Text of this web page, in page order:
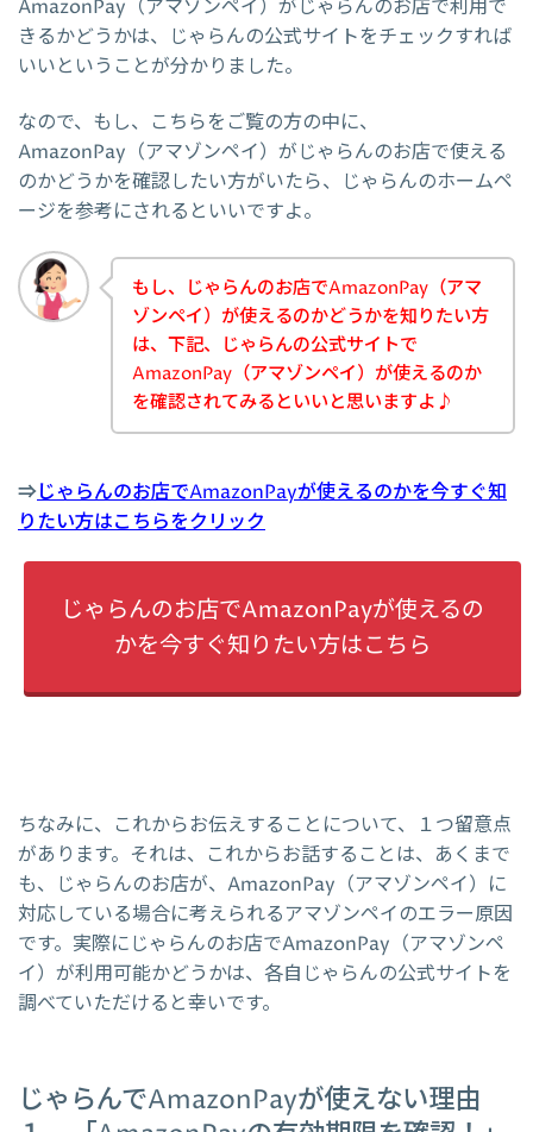
AmazonPay（アマゾンペイ）がじゃらんのお店で利用で
きるかどうかは、じゃらんの公式サイトをチェックすれば
いいということが分かりました。
なので、もし、こちらをご覧の方の中に、
AmazonPay（アマゾンペイ）がじゃらんのお店で使える
のかどうかを確認したい方がいたら、じゃらんのホームペ
ージを参考にされるといいですよ。
もし、じゃらんのお店でAmazonPay（アマ
ゾンペイ）が使えるのかどうかを知りたい方
は、下記、じゃらんの公式サイトで
AmazonPay（アマゾンペイ）が使えるのか
を確認されてみるといいと思いますよ♪
⇒じゃらんのお店でAmazonPayが使えるのかを今すぐ知
りたい方はこちらをクリック
じゃらんのお店でAmazonPayが使えるの
かを今すぐ知りたい方はこちら
ちなみに、これからお伝えすることについて、１つ留意点
があります。それは、これからお話することは、あくまで
も、じゃらんのお店が、AmazonPay（アマゾンペイ）に
対応している場合に考えられるアマゾンペイのエラー原因
です。実際にじゃらんのお店でAmazonPay（アマゾンペ
イ）が利用可能かどうかは、各自じゃらんの公式サイトを
調べていただけると幸いです。
じゃらんでAmazonPayが使えない理由